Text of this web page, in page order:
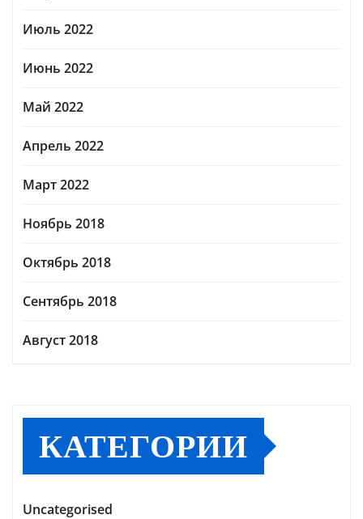
Июль 2022
Июнь 2022
Май 2022
Апрель 2022
Март 2022
Ноябрь 2018
Октябрь 2018
Сентябрь 2018
Август 2018
КАТЕГОРИИ
Uncategorised